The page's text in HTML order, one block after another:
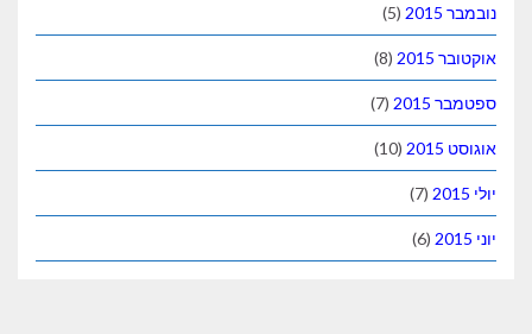
נובמבר 2015 (5)
אוקטובר 2015 (8)
ספטמבר 2015 (7)
אוגוסט 2015 (10)
יולי 2015 (7)
יוני 2015 (6)